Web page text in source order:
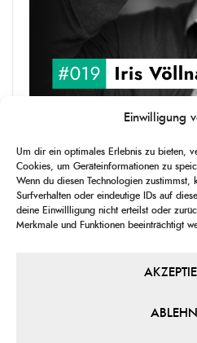
Einwilligung
Um dir ein optimales Erlebnis zu bieten,
Cookies, um Geräteinformationen zu
Wenn du diesen Technologien zustimmst,
Surfverhalten oder eindeutige IDs auf
deine Einwillligung nicht erteilst oder
Merkmale und Funktionen beeinträchtigt
Iris Völlnagel hat schon auf
und gearbeitet, spricht mehrere
leidenschaftlich gerne über das,
[...]